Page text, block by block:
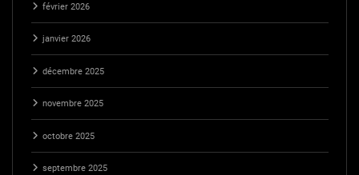
février 2026
janvier 2026
décembre 2025
novembre 2025
octobre 2025
septembre 2025